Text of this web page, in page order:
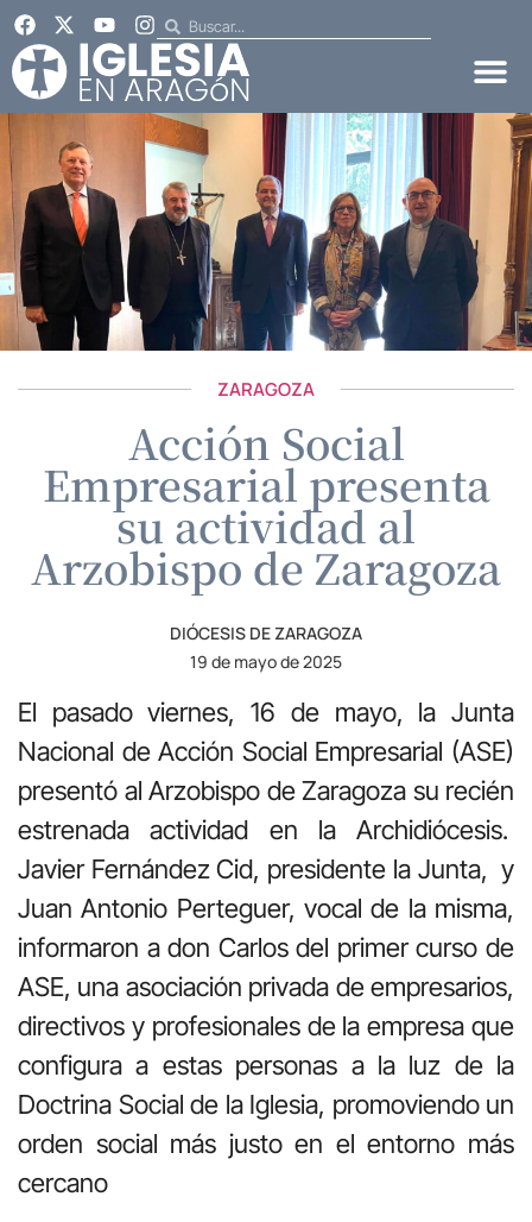
ZARAGOZA
Acción Social
Empresarial presenta
su actividad al
Arzobispo de Zaragoza
DIÓCESIS DE ZARAGOZA
19 de mayo de 2025
El pasado viernes, 16 de mayo, la Junta
Nacional de Acción Social Empresarial (ASE)
presentó al Arzobispo de Zaragoza su recién
estrenada actividad en la Archidiócesis.
Javier Fernández Cid, presidente la Junta, y
Juan Antonio Perteguer, vocal de la misma,
informaron a don Carlos del primer curso de
ASE, una asociación privada de empresarios,
directivos y profesionales de la empresa que
configura a estas personas a la luz de la
Doctrina Social de la Iglesia, promoviendo un
orden social más justo en el entorno más
cercano